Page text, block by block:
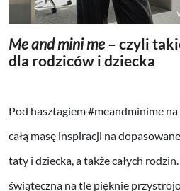
Me and mini me – czyli
dla rodziców i dziecka
Pod hasztagiem #meandminime
całą masę inspiracji na
taty i dziecka, a także całych
świąteczna na tle pięknie